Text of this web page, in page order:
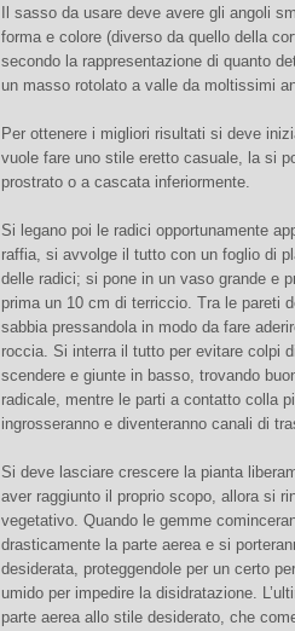
Il sasso da usare deve avere gli angoli
forma e colore (diverso da quello della
secondo la rappresentazione di quanto
un masso rotolato a valle da moltissimi
Per ottenere i migliori risultati si deve
vuole fare uno stile eretto casuale, la si
prostrato o a cascata inferiormente.
Si legano poi le radici opportunamente
raffia, si avvolge il tutto con un foglio di
delle radici; si pone in un vaso grande e
prima un 10 cm di terriccio. Tra le pareti
sabbia pressandola in modo da fare
roccia. Si interra il tutto per evitare colpi
scendere e giunte in basso, trovando
radicale, mentre le parti a contatto colla
ingrosseranno e diventeranno canali di
Si deve lasciare crescere la pianta
aver raggiunto il proprio scopo, allora si
vegetativo. Quando le gemme
drasticamente la parte aerea e si
desiderata, proteggendole per un certo
umido per impedire la disidratazione.
parte aerea allo stile desiderato, che